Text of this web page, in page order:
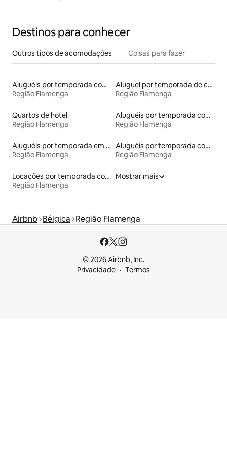
Destinos para conhecer
Outros tipos de acomodações Coisas para fazer
Aluguéis por temporada com sauna
Região Flamenga
Aluguel por temporada de casas de hóspedes
Região Flamenga
Quartos de hotel
Região Flamenga
Aluguéis por temporada com caiaque
Região Flamenga
Aluguéis por temporada em albergue
Região Flamenga
Aluguéis por temporada com acesso ao lago
Região Flamenga
Locações por temporada com piscina
Região Flamenga
Mostrar mais
Airbnb Bélgica Região Flamenga
© 2026 Airbnb, Inc.
Privacidade
Termos